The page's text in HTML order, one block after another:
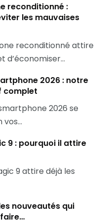
reconditionné :
les mauvaises
reconditionné attire
d’économiser…
2026 : notre
complet
2026 se
vos…
9 : pourquoi il attire
9 attire déjà les
nouveautés qui